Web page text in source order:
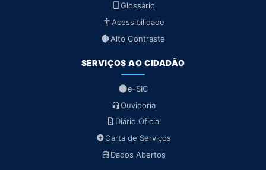
Glossário
Acessibilidade
Alto Contraste
SERVIÇOS AO CIDADÃO
e-SIC
Ouvidoria
Diário Oficial
Carta de Serviços
Dados Abertos